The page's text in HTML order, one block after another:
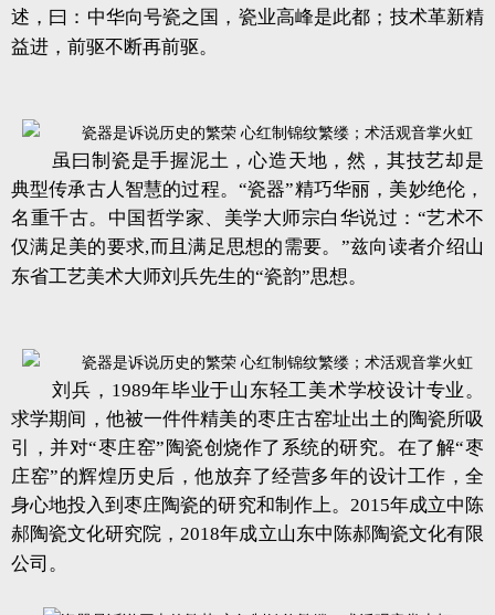
述，曰：中华向号瓷之国，瓷业高峰是此都；技术革新精
益进，前驱不断再前驱。
虽曰制瓷是手握泥土，心造天地，然，其技艺却是
典型传承古人智慧的过程。“瓷器”精巧华丽，美妙绝伦，
名重千古。中国哲学家、美学大师宗白华说过：“艺术不
仅满足美的要求,而且满足思想的需要。”兹向读者介绍山
东省工艺美术大师刘兵先生的“瓷韵”思想。
刘兵，1989年毕业于山东轻工美术学校设计专业。
求学期间，他被一件件精美的枣庄古窑址出土的陶瓷所吸
引，并对“枣庄窑”陶瓷创烧作了系统的研究。在了解“枣
庄窑”的辉煌历史后，他放弃了经营多年的设计工作，全
身心地投入到枣庄陶瓷的研究和制作上。2015年成立中陈
郝陶瓷文化研究院，2018年成立山东中陈郝陶瓷文化有限
公司。